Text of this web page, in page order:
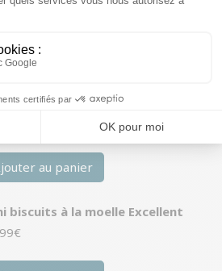
de veau fumés Petsnack
au panier
biscuits à la moelle Excellent
€